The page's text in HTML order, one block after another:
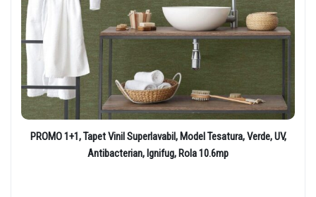
PROMO 1+1, Tapet Vinil Superlavabil, Model Tesatura, Verde, UV,
Antibacterian, Ignifug, Rola 10.6mp